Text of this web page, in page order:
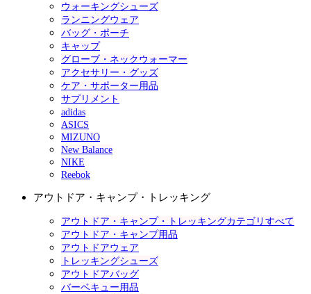
ウォーキングシューズ
ランニングウェア
バッグ・ポーチ
キャップ
グローブ・ネックウォーマー
アクセサリー・グッズ
ケア・サポーター用品
サプリメント
adidas
ASICS
MIZUNO
New Balance
NIKE
Reebok
アウトドア・キャンプ・トレッキング
アウトドア・キャンプ・トレッキングカテゴリすべて
アウトドア・キャンプ用品
アウトドアウェア
トレッキングシューズ
アウトドアバッグ
バーベキュー用品